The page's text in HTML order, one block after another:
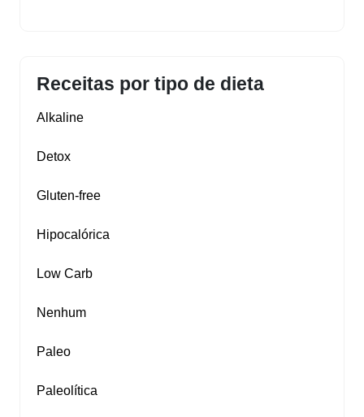
Receitas por tipo de dieta
Alkaline
Detox
Gluten‑free
Hipocalórica
Low Carb
Nenhum
Paleo
Paleolítica